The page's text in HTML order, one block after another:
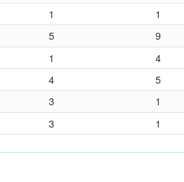
1 1
5 9
1 4
4 5
3 1
3 1